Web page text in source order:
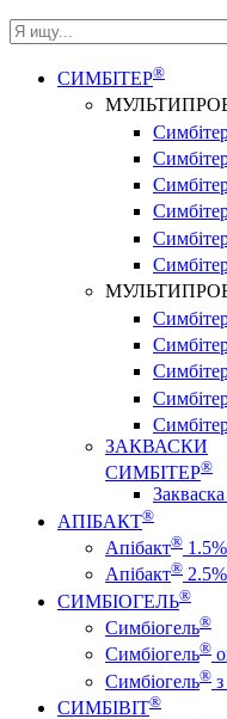
СИМБІТЕР®
ЗАКВАСКИ
СИМБІТЕР®
АПІБАКТ®
Апібакт®
Апібакт®
СИМБІОГЕЛЬ®
Симбіогель®
Симбіогель®
Симбіогель®
СИМБІВІТ®